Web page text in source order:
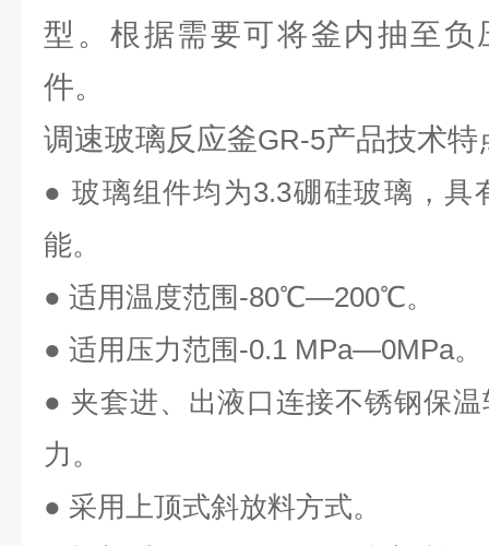
型。根据需要可将釜内抽至负
件。
调速玻璃反应釜GR-5产品技术特
● 玻璃组件均为3.3硼硅玻璃，具
能。
● 适用温度范围-80℃—200℃。
● 适用压力范围-0.1 MPa—0MPa。
● 夹套进、出液口连接不锈钢保
力。
● 采用上顶式斜放料方式。